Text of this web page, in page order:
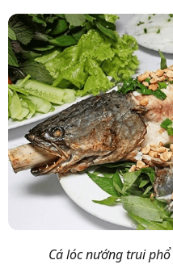
Cá lóc nướng trui